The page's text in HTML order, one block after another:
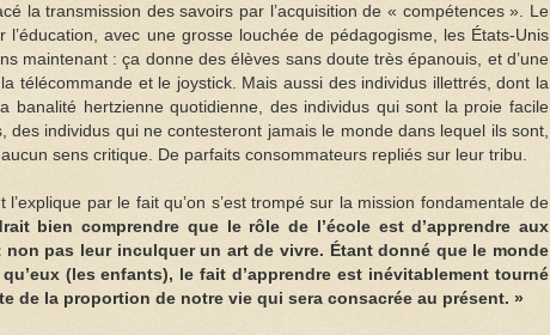
la transmission des savoirs par l’acquisition de « compétences ». Le
l’éducation, avec une grosse louchée de pédagogisme, les États-Unis
maintenant : ça donne des élèves sans doute très épanouis, et d’une
télécommande et le joystick. Mais aussi des individus illettrés, dont la
banalité hertzienne quotidienne, des individus qui sont la proie facile
des individus qui ne contesteront jamais le monde dans lequel ils sont,
sens critique. De parfaits consommateurs repliés sur leur tribu.
par le fait qu’on s’est trompé sur la mission fondamentale de
bien comprendre que le rôle de l’école est d’apprendre aux
non pas leur inculquer un art de vivre. Étant donné que le monde
(les enfants), le fait d’apprendre est inévitablement tourné
de la proportion de notre vie qui sera consacrée au présent. »